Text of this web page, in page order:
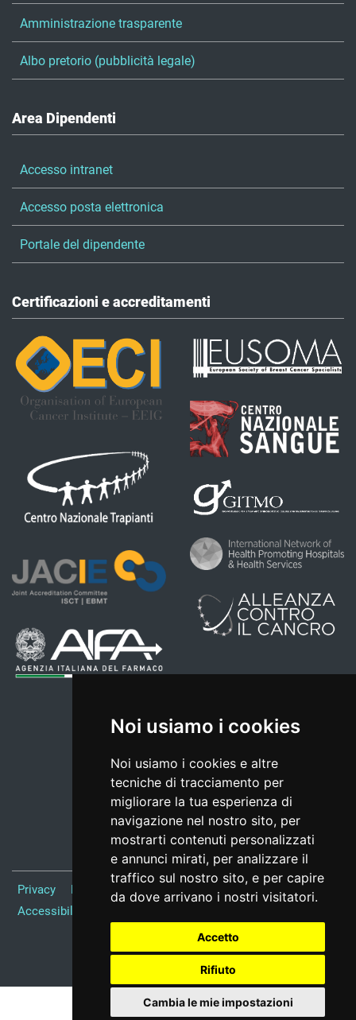
Noi usiamo i cookies
Noi usiamo i cookies e altre
tecniche di tracciamento per
migliorare la tua esperienza di
navigazione nel nostro sito, per
mostrarti contenuti personalizzati
e annunci mirati, per analizzare il
traffico sul nostro sito, e per capire
da dove arrivano i nostri visitatori.
Accetto
Rifiuto
Cambia le mie impostazioni
Amministrazione trasparente
Albo pretorio (pubblicità legale)
Area Dipendenti
Accesso intranet
Accesso posta elettronica
Portale del dipendente
Certificazioni e accreditamenti
Privacy Note Legali Responsabile del sito
Credits
Accessibilità
Realizzato da